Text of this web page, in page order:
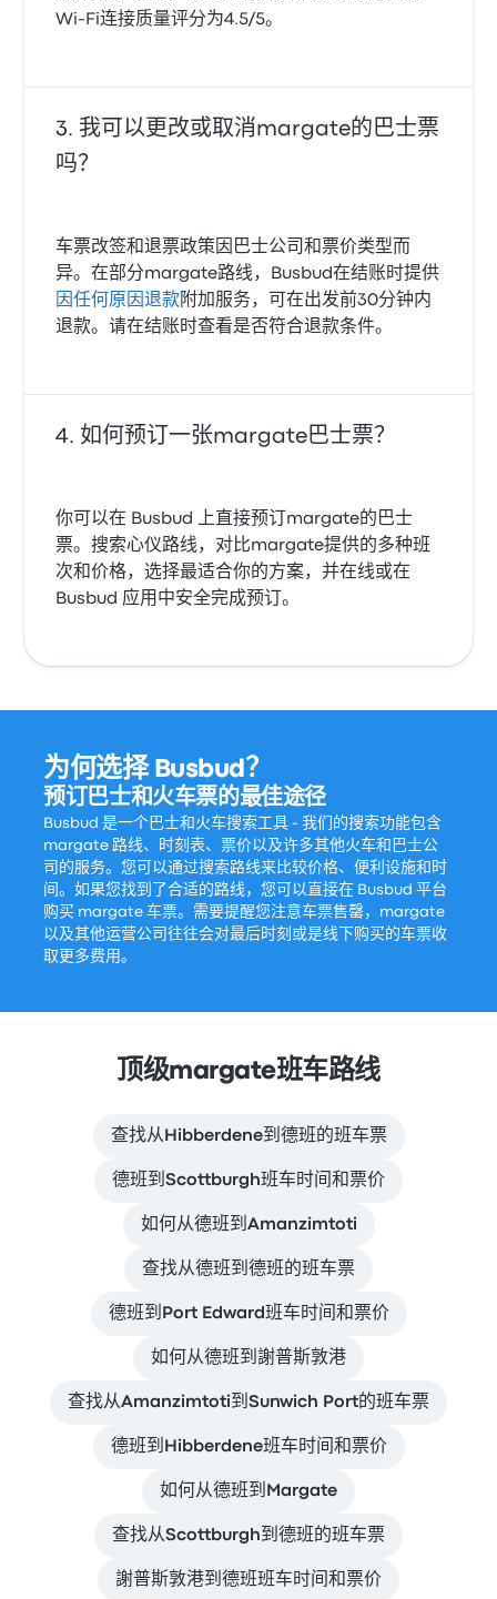
Wi‑Fi连接质量评分为4.5/5。
我可以更改或取消margate的巴士票
吗？
车票改签和退票政策因巴士公司和票价类型而
异。在部分margate路线，Busbud在结账时提供
因任何原因退款 附加服务，可在出发前30分钟内
退款。请在结账时查看是否符合退款条件。
如何预订一张margate巴士票？
你可以在 Busbud 上直接预订margate的巴士
票。搜索心仪路线，对比margate提供的多种班
次和价格，选择最适合你的方案，并在线或在
Busbud 应用中安全完成预订。
为何选择 Busbud？
预订巴士和火车票的最佳途径
Busbud 是一个巴士和火车搜索工具 - 我们的搜索功能包含
margate 路线、时刻表、票价以及许多其他火车和巴士公
司的服务。您可以通过搜索路线来比较价格、便利设施和时
间。如果您找到了合适的路线，您可以直接在 Busbud 平台
购买 margate 车票。需要提醒您注意车票售罄，margate
以及其他运营公司往往会对最后时刻或是线下购买的车票收
取更多费用。
顶级margate班车路线
查找从Hibberdene到德班的班车票
德班到Scottburgh班车时间和票价
如何从德班到Amanzimtoti
查找从德班到德班的班车票
德班到Port Edward班车时间和票价
如何从德班到謝普斯敦港
查找从Amanzimtoti到Sunwich Port的班车票
德班到Hibberdene班车时间和票价
如何从德班到Margate
查找从Scottburgh到德班的班车票
謝普斯敦港到德班班车时间和票价